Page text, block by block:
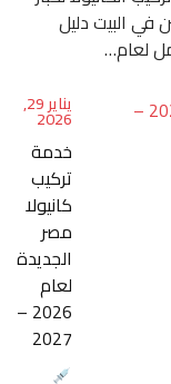
في البيت دليل
لعام…
يناير 29,
2026
خدمة
تركيب
كانيولا
مصر
الجديدة
لعام
2026 –
2027